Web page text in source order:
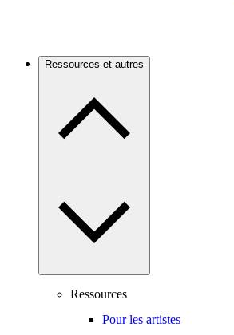
Ressources et autres
Ressources
Pour les artistes